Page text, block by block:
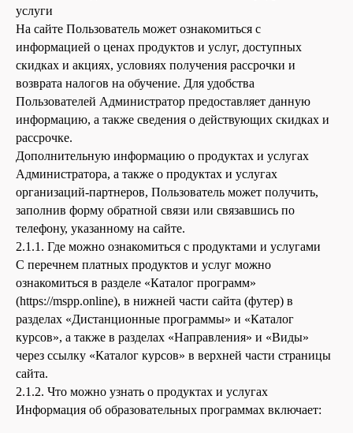
услуги
На сайте Пользователь может ознакомиться с
информацией о ценах продуктов и услуг, доступных
скидках и акциях, условиях получения рассрочки и
возврата налогов на обучение. Для удобства
Пользователей Администратор предоставляет данную
информацию, а также сведения о действующих скидках и
рассрочке.
Дополнительную информацию о продуктах и услугах
Администратора, а также о продуктах и услугах
организаций-партнеров, Пользователь может получить,
заполнив форму обратной связи или связавшись по
телефону, указанному на сайте.
2.1.1. Где можно ознакомиться с продуктами и услугами
С перечнем платных продуктов и услуг можно
ознакомиться в разделе «Каталог программ»
(https://mspp.online), в нижней части сайта (футер) в
разделах «Дистанционные программы» и «Каталог
курсов», а также в разделах «Направления» и «Виды»
через ссылку «Каталог курсов» в верхней части страницы
сайта.
2.1.2. Что можно узнать о продуктах и услугах
Информация об образовательных программах включает: